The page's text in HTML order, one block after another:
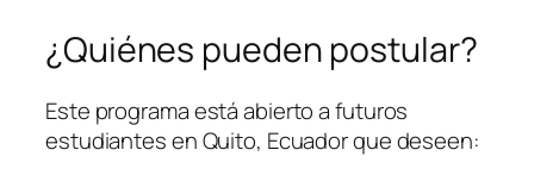
¿Quiénes pueden postular?
Este programa está abierto a futuros
estudiantes en Quito, Ecuador que deseen: